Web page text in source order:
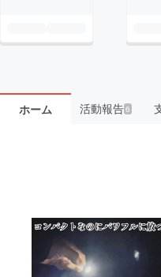
ホーム 活動報告6